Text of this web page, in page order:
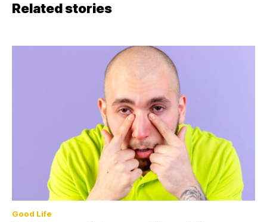
Related stories
Good Life